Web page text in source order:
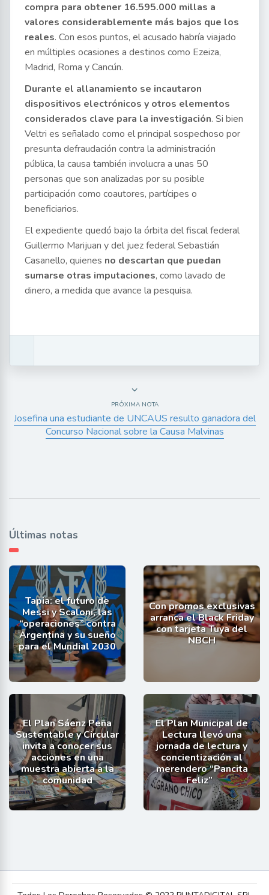
compra para obtener 16.595.000 millas a
valores considerablemente más bajos que los
reales. Con esos puntos, el acusado habría viajado
en múltiples ocasiones a destinos como Ezeiza,
Madrid, Roma y Cancún.
Durante el allanamiento se incautaron
dispositivos electrónicos y otros elementos
considerados clave para la investigación. Si bien
Veltri es señalado como el principal sospechoso por
presunta defraudación contra la administración
pública, la causa también involucra a unas 50
personas que son analizadas por su posible
participación como coautores, partícipes o
beneficiarios.
El expediente quedó bajo la órbita del fiscal federal
Guillermo Marijuan y del juez federal Sebastián
Casanello, quienes no descartan que puedan
sumarse otras imputaciones, como lavado de
dinero, a medida que avance la pesquisa.
PRÓXIMA NOTA
Josefina una estudiante de UNCAUS resulto ganadora del
Concurso Nacional sobre la Causa Malvinas
Últimas notas
Tapia: el futuro de
Messi y Scaloni, las
“operaciones” contra
Argentina y su sueño
para el Mundial 2030
Con promos exclusivas
arranca el Black Friday
con tarjeta Tuya del
NBCH
El Plan Sáenz Peña
Sustentable y Circular
invita a conocer sus
acciones en una
muestra abierta a la
comunidad
El Plan Municipal de
Lectura llevó una
jornada de lectura y
concientización al
merendero “Pancita
Feliz”